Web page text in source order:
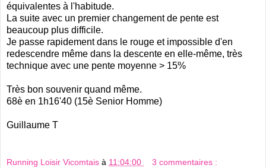
équivalentes à l'habitude.
La suite avec un premier changement de pente est
beaucoup plus difficile.
Je passe rapidement dans le rouge et impossible d'en
redescendre même dans la descente en elle-même, très
technique avec une pente moyenne > 15%
Très bon souvenir quand même.
68è en 1h16'40 (15è Senior Homme)
Guillaume T
Running Loisir Vicomtais à 11:04:00 3 commentaires :